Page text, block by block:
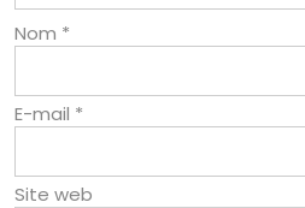
Nom *
E-mail *
Site web